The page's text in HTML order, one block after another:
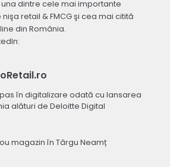
una dintre cele mai importante
retail & FMCG şi cea mai citită
din România.
în digitalizare odată cu lansarea
alături de Deloitte Digital
magazin în Târgu Neamț